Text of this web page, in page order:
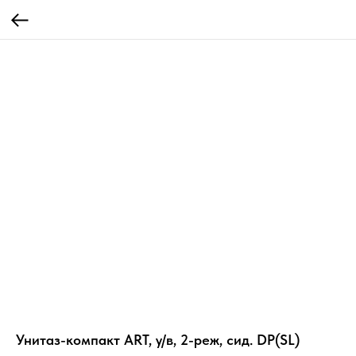
Унитаз-компакт ART, у/в, 2-реж, сид. DP(SL)